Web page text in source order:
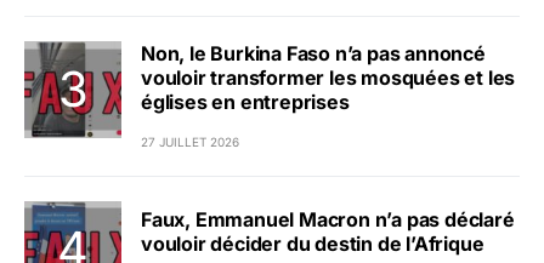
Non, le Burkina Faso n’a pas annoncé
vouloir transformer les mosquées et les
églises en entreprises
27 JUILLET 2026
Faux, Emmanuel Macron n’a pas déclaré
vouloir décider du destin de l’Afrique